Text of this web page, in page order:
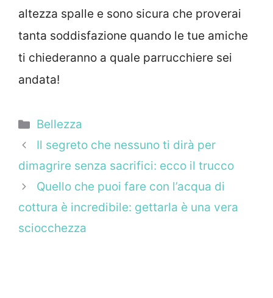
altezza spalle e sono sicura che proverai
tanta soddisfazione quando le tue amiche
ti chiederanno a quale parrucchiere sei
andata!
Categorie
Bellezza
Il segreto che nessuno ti dirà per
dimagrire senza sacrifici: ecco il trucco
Quello che puoi fare con l’acqua di
cottura è incredibile: gettarla è una vera
sciocchezza